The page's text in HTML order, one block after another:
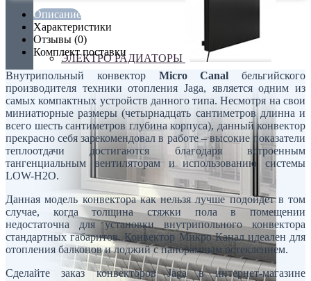
ЭЛЕКТРО РАДИАТОРЫ
Описание
Характеристики
Отзывы (0)
Комплект поставки
Внутрипольный конвектор Micro Canal бельгийского
производителя техники отопления Jaga, является одним из
самых компактных устройств данного типа. Несмотря на свои
миниатюрные размеры (четырнадцать сантиметров длинна и
всего шесть сантиметров глубина корпуса), данный конвектор
прекрасно себя зарекомендовал в работе – высокие показатели
теплоотдачи достигаются благодаря встроенным
тангенциальным вентиляторам и использованию системы
LOW-H2O.
Данная модель конвектора как нельзя лучше подойдет в том
случае, когда толщина стяжки пола в помещении
недостаточна для установки внутрипольного конвектора
стандартных габаритов. Конвектор Микро Канал идеален для
отопления балконов и лоджий с панорамным остеклением.
Сделайте заказ конвекторов Jaga в интернет-магазине